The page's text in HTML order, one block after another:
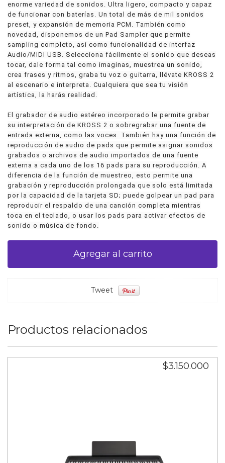
enorme variedad de sonidos. Ultra ligero, compacto y capaz
de funcionar con baterías. Un total de más de mil sonidos
preset, y expansión de memoria PCM. También como
novedad, disponemos de un Pad Sampler que permite
sampling completo, así como funcionalidad de interfaz
Audio/MIDI USB. Selecciona fácilmente el sonido que deseas
tocar, dale forma tal como imaginas, muestrea un sonido,
crea frases y ritmos, graba tu voz o guitarra, llévate KROSS 2
al escenario e interpreta. Cualquiera que sea tu visión
artística, la harás realidad.
El grabador de audio estéreo incorporado le permite grabar
su interpretación de KROSS 2 o sobregrabar una fuente de
entrada externa, como las voces. También hay una función de
reproducción de audio de pads que permite asignar sonidos
grabados o archivos de audio importados de una fuente
externa a cada uno de los 16 pads para su reproducción. A
diferencia de la función de muestreo, esto permite una
grabación y reproducción prolongada que solo está limitada
por la capacidad de la tarjeta SD; puede golpear un pad para
reproducir el respaldo de una canción completa mientras
toca en el teclado, o usar los pads para activar efectos de
sonido o música de fondo.
Tweet
Productos relacionados
$3.150.000